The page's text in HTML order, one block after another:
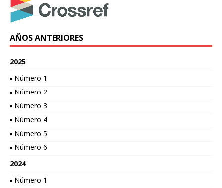
AÑOS ANTERIORES
2025
▪ Número 1
▪ Número 2
▪ Número 3
▪ Número 4
▪ Número 5
▪ Número 6
2024
▪ Número 1